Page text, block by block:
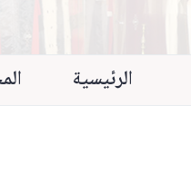
الرئيسية